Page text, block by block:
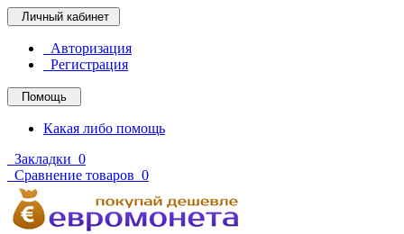
Личный кабинет
Авторизация
Регистрация
Помощь
Какая либо помощь
Закладки 0
Сравнение товаров 0